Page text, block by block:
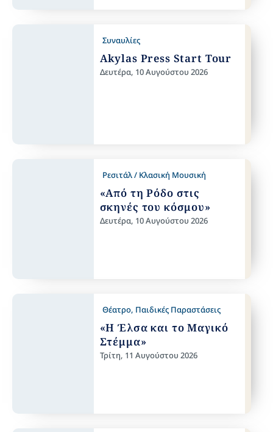
Συναυλίες
Akylas Press Start Tour
Δευτέρα, 10 Αυγούστου 2026
Ρεσιτάλ / Κλασική Μουσική
«Από τη Ρόδο στις
σκηνές του κόσμου»
Δευτέρα, 10 Αυγούστου 2026
Θέατρο, Παιδικές Παραστάσεις
«Η Έλσα και το Μαγικό
Στέμμα»
Τρίτη, 11 Αυγούστου 2026